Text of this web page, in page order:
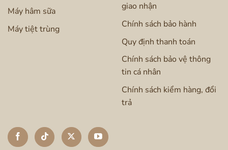
Máy hâm sữa
Máy tiệt trùng
giao nhận
Chính sách bảo hành
Quy định thanh toán
Chính sách bảo vệ thông
tin cá nhân
Chính sách kiểm hàng, đổi
trả